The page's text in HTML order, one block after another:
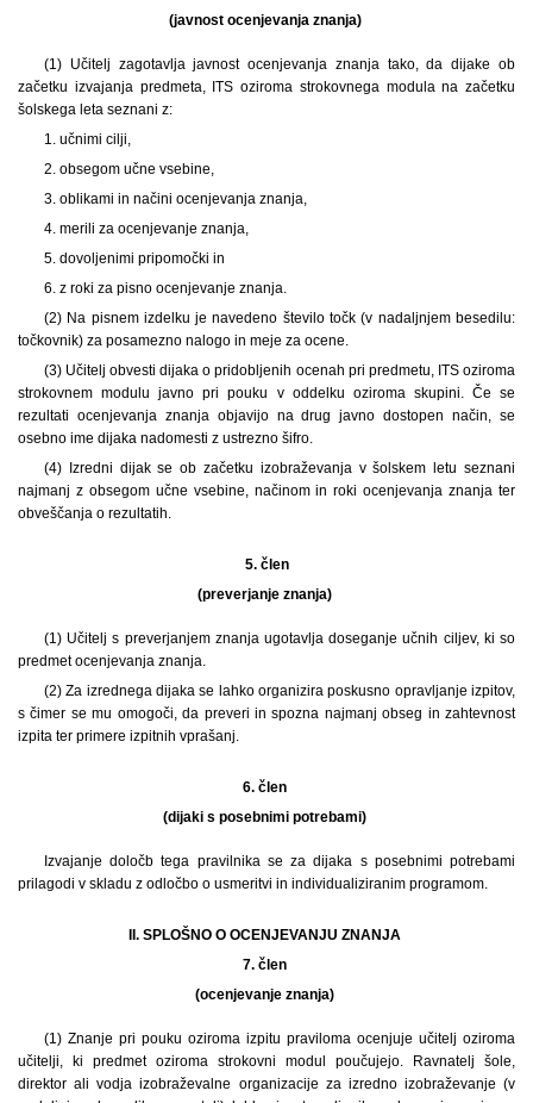
(javnost ocenjevanja znanja)
(1) Učitelj zagotavlja javnost ocenjevanja znanja tako, da dijake ob
začetku izvajanja predmeta, ITS oziroma strokovnega modula na začetku
šolskega leta seznani z:
1. učnimi cilji,
2. obsegom učne vsebine,
3. oblikami in načini ocenjevanja znanja,
4. merili za ocenjevanje znanja,
5. dovoljenimi pripomočki in
6. z roki za pisno ocenjevanje znanja.
(2) Na pisnem izdelku je navedeno število točk (v nadaljnjem besedilu:
točkovnik) za posamezno nalogo in meje za ocene.
(3) Učitelj obvesti dijaka o pridobljenih ocenah pri predmetu, ITS oziroma
strokovnem modulu javno pri pouku v oddelku oziroma skupini. Če se
rezultati ocenjevanja znanja objavijo na drug javno dostopen način, se
osebno ime dijaka nadomesti z ustrezno šifro.
(4) Izredni dijak se ob začetku izobraževanja v šolskem letu seznani
najmanj z obsegom učne vsebine, načinom in roki ocenjevanja znanja ter
obveščanja o rezultatih.
5. člen
(preverjanje znanja)
(1) Učitelj s preverjanjem znanja ugotavlja doseganje učnih ciljev, ki so
predmet ocenjevanja znanja.
(2) Za izrednega dijaka se lahko organizira poskusno opravljanje izpitov,
s čimer se mu omogoči, da preveri in spozna najmanj obseg in zahtevnost
izpita ter primere izpitnih vprašanj.
6. člen
(dijaki s posebnimi potrebami)
Izvajanje določb tega pravilnika se za dijaka s posebnimi potrebami
prilagodi v skladu z odločbo o usmeritvi in individualiziranim programom.
II. SPLOŠNO O OCENJEVANJU ZNANJA
7. člen
(ocenjevanje znanja)
(1) Znanje pri pouku oziroma izpitu praviloma ocenjuje učitelj oziroma
učitelji, ki predmet oziroma strokovni modul poučujejo. Ravnatelj šole,
direktor ali vodja izobraževalne organizacije za izredno izobraževanje (v